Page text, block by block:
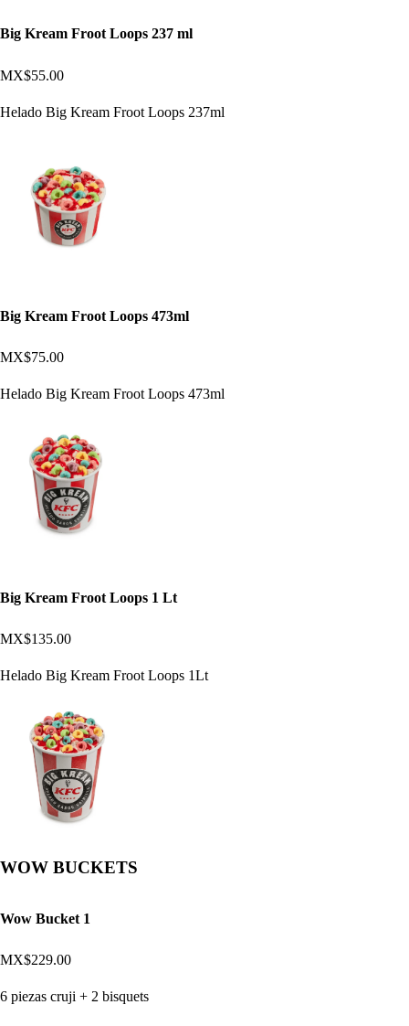
Big Kream Froot Loops 237 ml
MX$55.00
Helado Big Kream Froot Loops 237ml
Big Kream Froot Loops 473ml
MX$75.00
Helado Big Kream Froot Loops 473ml
Big Kream Froot Loops 1 Lt
MX$135.00
Helado Big Kream Froot Loops 1Lt
WOW BUCKETS
Wow Bucket 1
MX$229.00
6 piezas cruji + 2 bisquets